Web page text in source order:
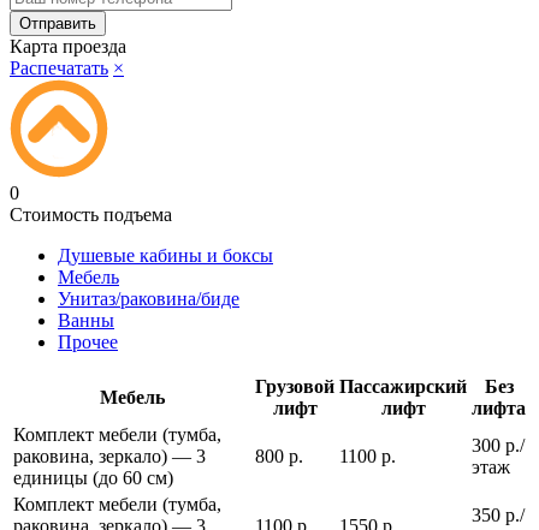
Карта проезда
Распечатать ×
0
Стоимость подъема
Душевые кабины и боксы
Мебель
Унитаз/раковина/биде
Ванны
Прочее
Мебель
Грузовой
лифт
Пассажирский
лифт
Без
лифта
Комплект мебели (тумба,
раковина, зеркало) — 3
единицы (до 60 см)
800 р. 1100 р.
300 р./
этаж
Комплект мебели (тумба,
раковина, зеркало) — 3
1100 р. 1550 р.
350 р./